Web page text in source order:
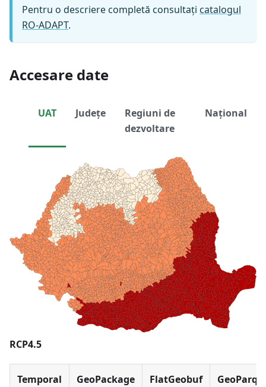
Pentru o descriere completă consultați catalogul
RO-ADAPT.
Accesare date
UAT Județe
Regiuni de
dezvoltare
Național
RCP4.5
Temporal GeoPackage FlatGeobuf